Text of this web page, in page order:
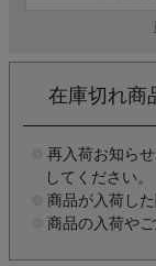
在庫切れ商
再入荷お知ら
してください。
商品が入荷し
商品の入荷や